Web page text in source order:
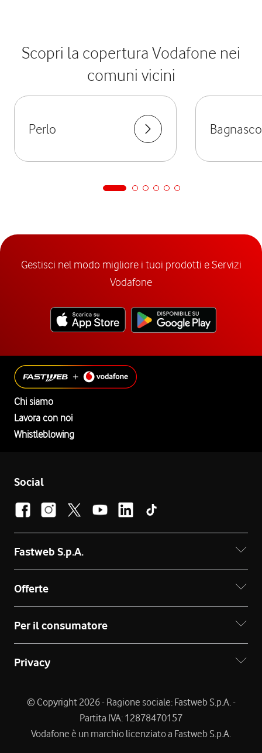
Scopri la copertura Vodafone nei
comuni vicini
Perlo Bagnasco
Gestisci nel modo migliore i tuoi prodotti e Servizi
Vodafone
Chi siamo
Lavora con noi
Whistleblowing
Social
Fastweb S.p.A.
Offerte
Per il consumatore
Privacy
© Copyright 2026 - Ragione sociale: Fastweb S.p.A. -
Partita IVA: 12878470157
Vodafone è un marchio licenziato a Fastweb S.p.A.